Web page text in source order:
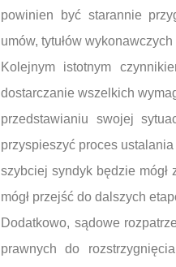
powinien być starannie
umów, tytułów
Kolejnym istotnym
dostarczanie wszelkich
przedstawianiu swojej
przyspieszyć proces
szybciej syndyk będzie
mógł przejść do dalszych
Dodatkowo, sądowe
prawnych do